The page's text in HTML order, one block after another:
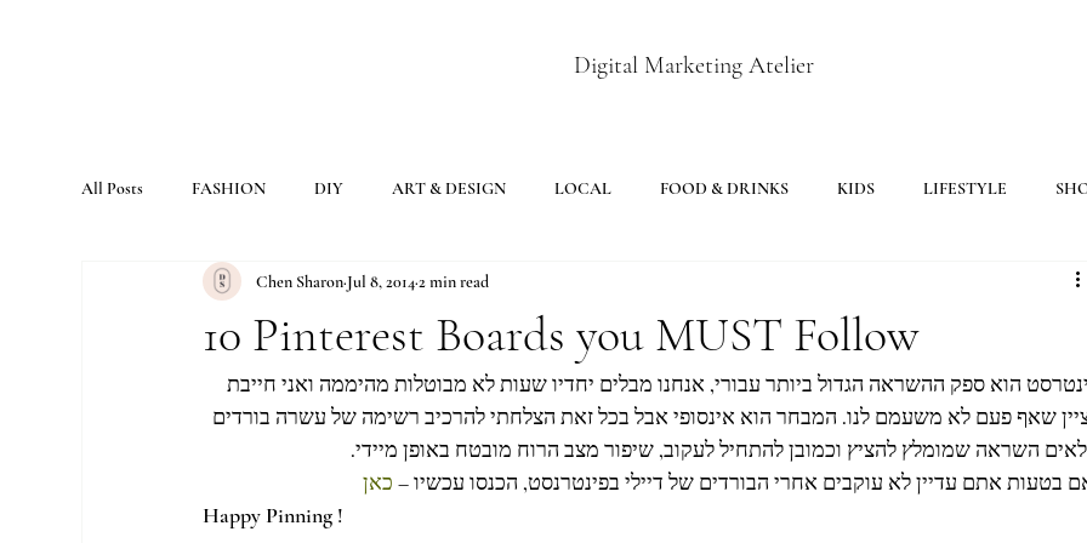
Digital Marketing Atelier
All Posts FASHION DIY ART & DESIGN LOCAL FOOD & DRINKS KIDS LIFESTYLE
10 Pinterest Boards you MUST Follow
Chen Sharon Jul 8, 20142 min read
הוא ספק ההשראה הגדול ביותר עבורי, אנחנו מבלים יחדיו שעות לא מבוטלות מהיממה ואני חייבת
שאף פעם לא משעמם לנו. המבחר הוא אינסופי אבל בכל זאת הצלחתי להרכיב רשימה של עשרה בורדים
השראה שמומלץ להציץ וכמובן להתחיל לעקוב, שיפור מצב הרוח מובטח באופן מיידי.
בטעות אתם עדיין לא עוקבים אחרי הבורדים של דיילי בפינטרנסט, הכנסו עכשיו – כאן
Happy Pinning !